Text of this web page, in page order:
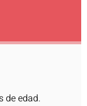
de edad.